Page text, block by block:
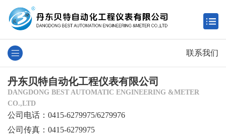
联系我们
丹东贝特自动化工程仪表有限公司
DANGDONG BEST AUTOMATIC ENGINEERING &METER
CO.,LTD
公司电话：0415-6279975/6279976
公司传真：0415-6279975